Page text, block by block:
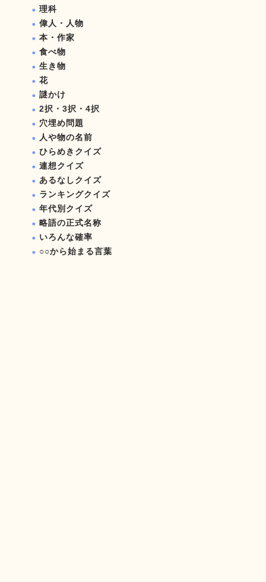
理科
偉人・人物
本・作家
食べ物
生き物
花
謎かけ
2択・3択・4択
穴埋め問題
人や物の名前
ひらめきクイズ
連想クイズ
あるなしクイズ
ランキングクイズ
年代別クイズ
略語の正式名称
いろんな確率
○○から始まる言葉